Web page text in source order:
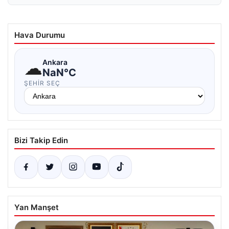
Hava Durumu
☁Ankara
NaN°C
ŞEHIR SEÇ
Bizi Takip Edin
Yan Manşet